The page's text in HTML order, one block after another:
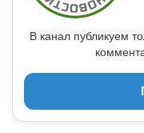
В канал публикуем